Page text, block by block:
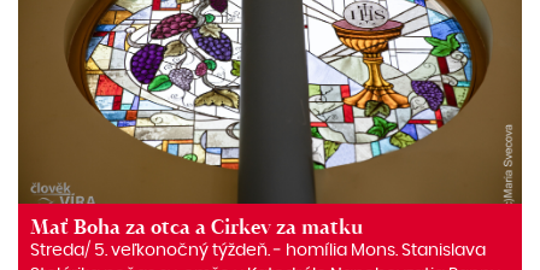
Mať Boha za otca a Cirkev za matku
Streda/ 5. veľkonočný týždeň. ‒ homília Mons. Stanislava